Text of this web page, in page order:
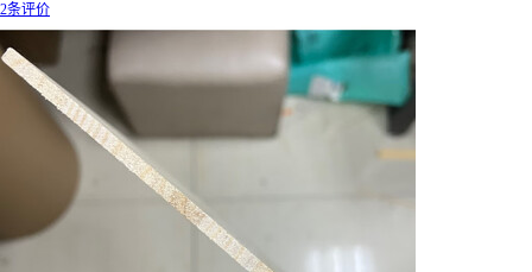
2条评价